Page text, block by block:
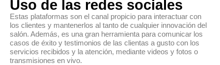
Uso de las redes sociales
Estas plataformas son el canal propicio para interactuar con
los clientes y mantenerlos al tanto de cualquier innovación del
salón. Además, es una gran herramienta para comunicar los
casos de éxito y testimonios de las clientas a gusto con los
servicios recibidos y la atención, mediante videos y fotos o
transmisiones en vivo.